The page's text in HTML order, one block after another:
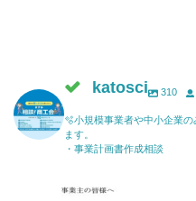
katosci 310
🫧小規模事業者や中小企業
ます。
・事業計画書作成相談